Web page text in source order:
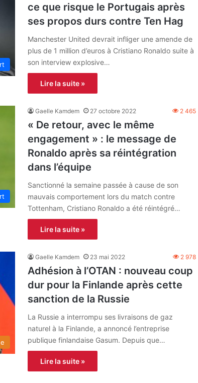
ce que risque le Portugais après
ses propos durs contre Ten Hag
Manchester United devrait infliger une amende de
plus de 1 million d’euros à Cristiano Ronaldo suite à
son interview explosive…
Lire la suite »
Gaelle Kamdem 27 octobre 2022 2 465
« De retour, avec le même
engagement » : le message de
Ronaldo après sa réintégration
dans l’équipe
Sanctionné la semaine passée à cause de son
mauvais comportement lors du match contre
Tottenham, Cristiano Ronaldo a été réintégré…
Lire la suite »
Gaelle Kamdem 23 mai 2022 2 978
Adhésion à l’OTAN : nouveau coup
dur pour la Finlande après cette
sanction de la Russie
La Russie a interrompu ses livraisons de gaz
naturel à la Finlande, a annoncé l’entreprise
publique finlandaise Gasum. Depuis que…
Lire la suite »